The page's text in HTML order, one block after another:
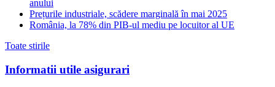
anului
Prețurile industriale, scădere marginală în mai 2025
România, la 78% din PIB-ul mediu pe locuitor al UE
Toate stirile
Informatii utile asigurari